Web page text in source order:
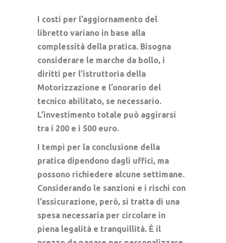
I costi per l’aggiornamento del
libretto variano in base alla
complessità della pratica. Bisogna
considerare le marche da bollo, i
diritti per l’istruttoria della
Motorizzazione e l’onorario del
tecnico abilitato, se necessario.
L’investimento totale può aggirarsi
tra i 200 e i 500 euro.
I tempi per la conclusione della
pratica dipendono dagli uffici, ma
possono richiedere alcune settimane.
Considerando le sanzioni e i rischi con
l’assicurazione, però, si tratta di una
spesa necessaria per circolare in
piena legalità e tranquillità. È il